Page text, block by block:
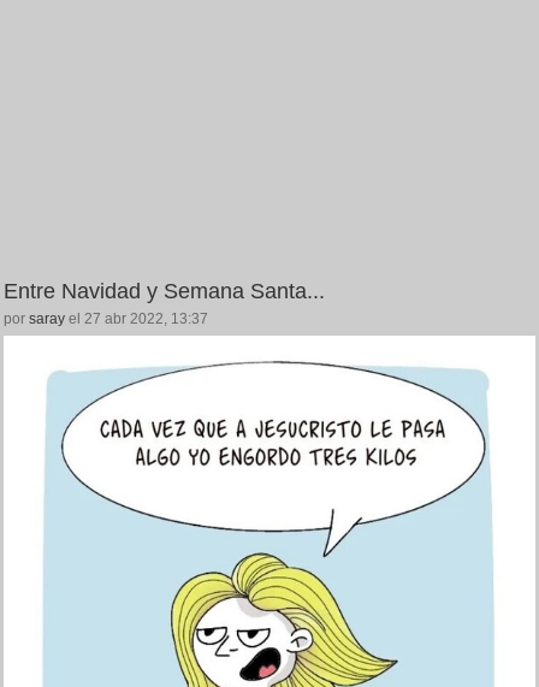
Entre Navidad y Semana Santa...
por saray el 27 abr 2022, 13:37